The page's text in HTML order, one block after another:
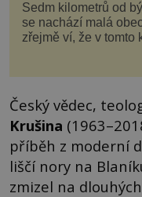
Sedm kilometrů od
se nachází malá
zřejmě ví, že v tomto
navštěvovaném
Český vědec,
Krušina
příběh z moderní
liščí nory na
zmizel na